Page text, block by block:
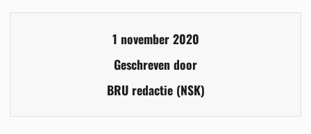
1 november 2020
Geschreven door
BRU redactie (NSK)